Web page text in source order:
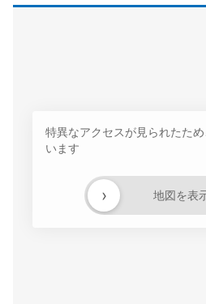
特異なアクセスが見られたた
います
地図を表
›